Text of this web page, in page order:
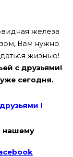
железа
Вам нужно
жизнью!
с друзьями!
сегодня.
!
нашему